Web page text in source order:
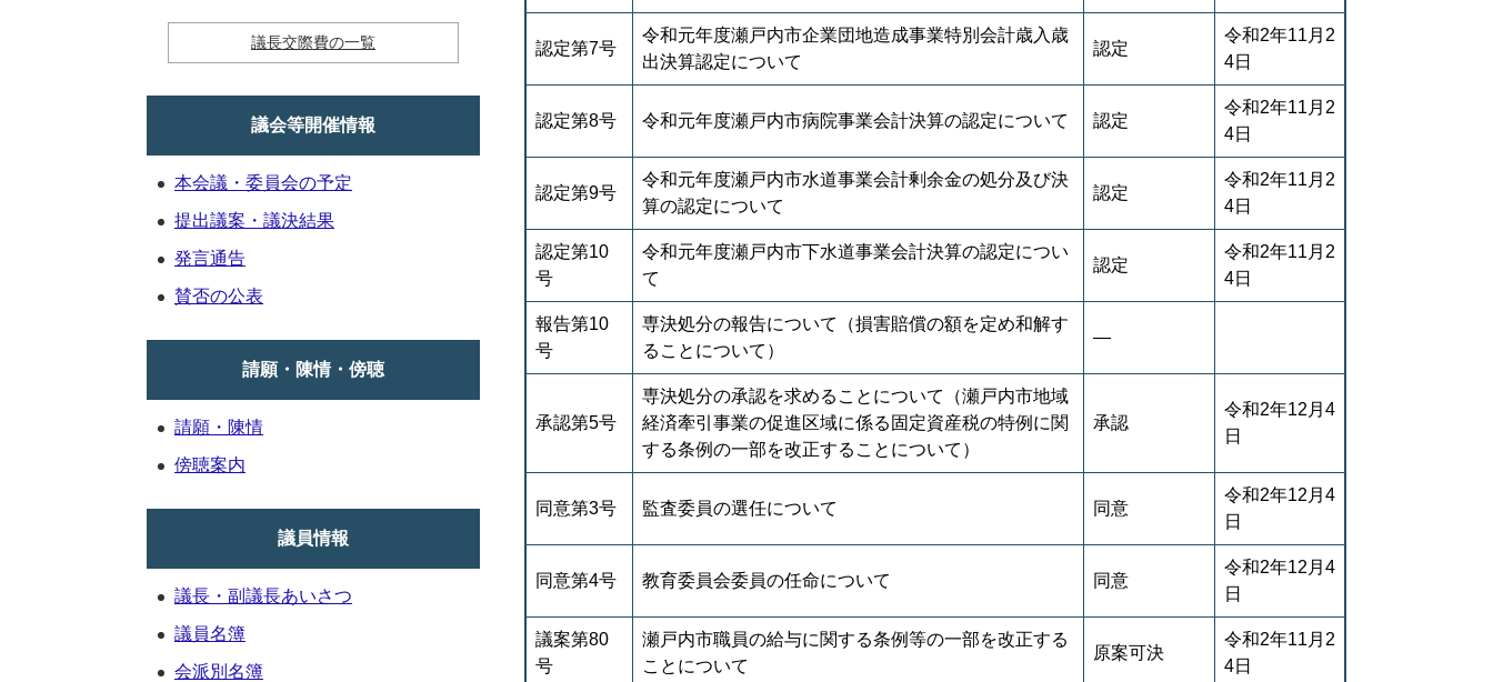
認定第7号
令和元年度瀬戸内市企業団地造成事業特別会計歳入歳
出決算認定について
認定
令和2年11月2
4日
認定第8号 令和元年度瀬戸内市病院事業会計決算の認定について 認定
令和2年11月2
4日
認定第9号
令和元年度瀬戸内市水道事業会計剰余金の処分及び決
算の認定について
認定
令和2年11月2
4日
認定第10
号
令和元年度瀬戸内市下水道事業会計決算の認定につい
て
認定
令和2年11月2
4日
報告第10
号
専決処分の報告について（損害賠償の額を定め和解す
ることについて）
―
承認第5号
専決処分の承認を求めることについて（瀬戸内市地域
経済牽引事業の促進区域に係る固定資産税の特例に関
する条例の一部を改正することについて）
承認
令和2年12月4
日
同意第3号 監査委員の選任について 同意
令和2年12月4
日
同意第4号 教育委員会委員の任命について 同意
令和2年12月4
日
議案第80
号
瀬戸内市職員の給与に関する条例等の一部を改正する
ことについて
原案可決
令和2年11月2
4日
議長交際費の一覧
議会等開催情報
本会議・委員会の予定
提出議案・議決結果
発言通告
賛否の公表
請願・陳情・傍聴
請願・陳情
傍聴案内
議員情報
議長・副議長あいさつ
議員名簿
会派別名簿